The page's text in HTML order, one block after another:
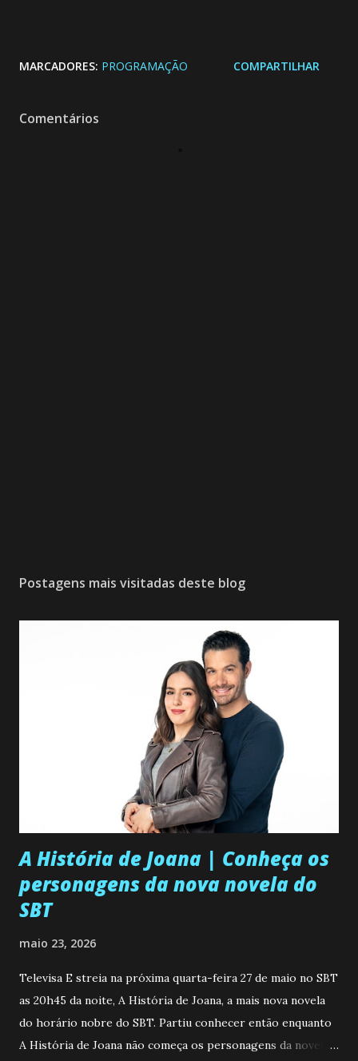
MARCADORES: PROGRAMAÇÃO COMPARTILHAR
Comentários
Postagens mais visitadas deste blog
A História de Joana | Conheça os
personagens da nova novela do
SBT
maio 23, 2026
Televisa E streia na próxima quarta-feira 27 de maio no SBT
as 20h45 da noite, A História de Joana, a mais nova novela
do horário nobre do SBT. Partiu conhecer então enquanto
A História de Joana não começa os personagens da novela?